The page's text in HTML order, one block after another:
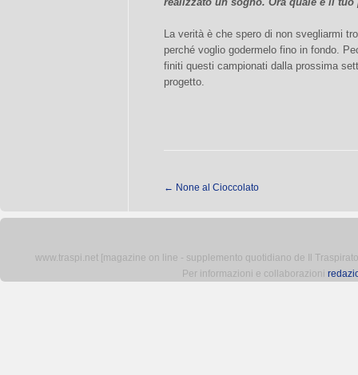
La verità è che spero di non svegliarmi
perché voglio godermelo fino in fondo.
finiti questi campionati dalla prossima
progetto.
← None al Cioccolato
www.traspi.net [magazine on line - supplemento quotidiano de Il
Per informazioni e collaborazioni